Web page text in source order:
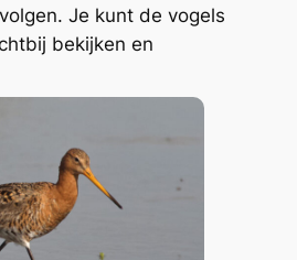
Je kunt de vogels
bekijken en